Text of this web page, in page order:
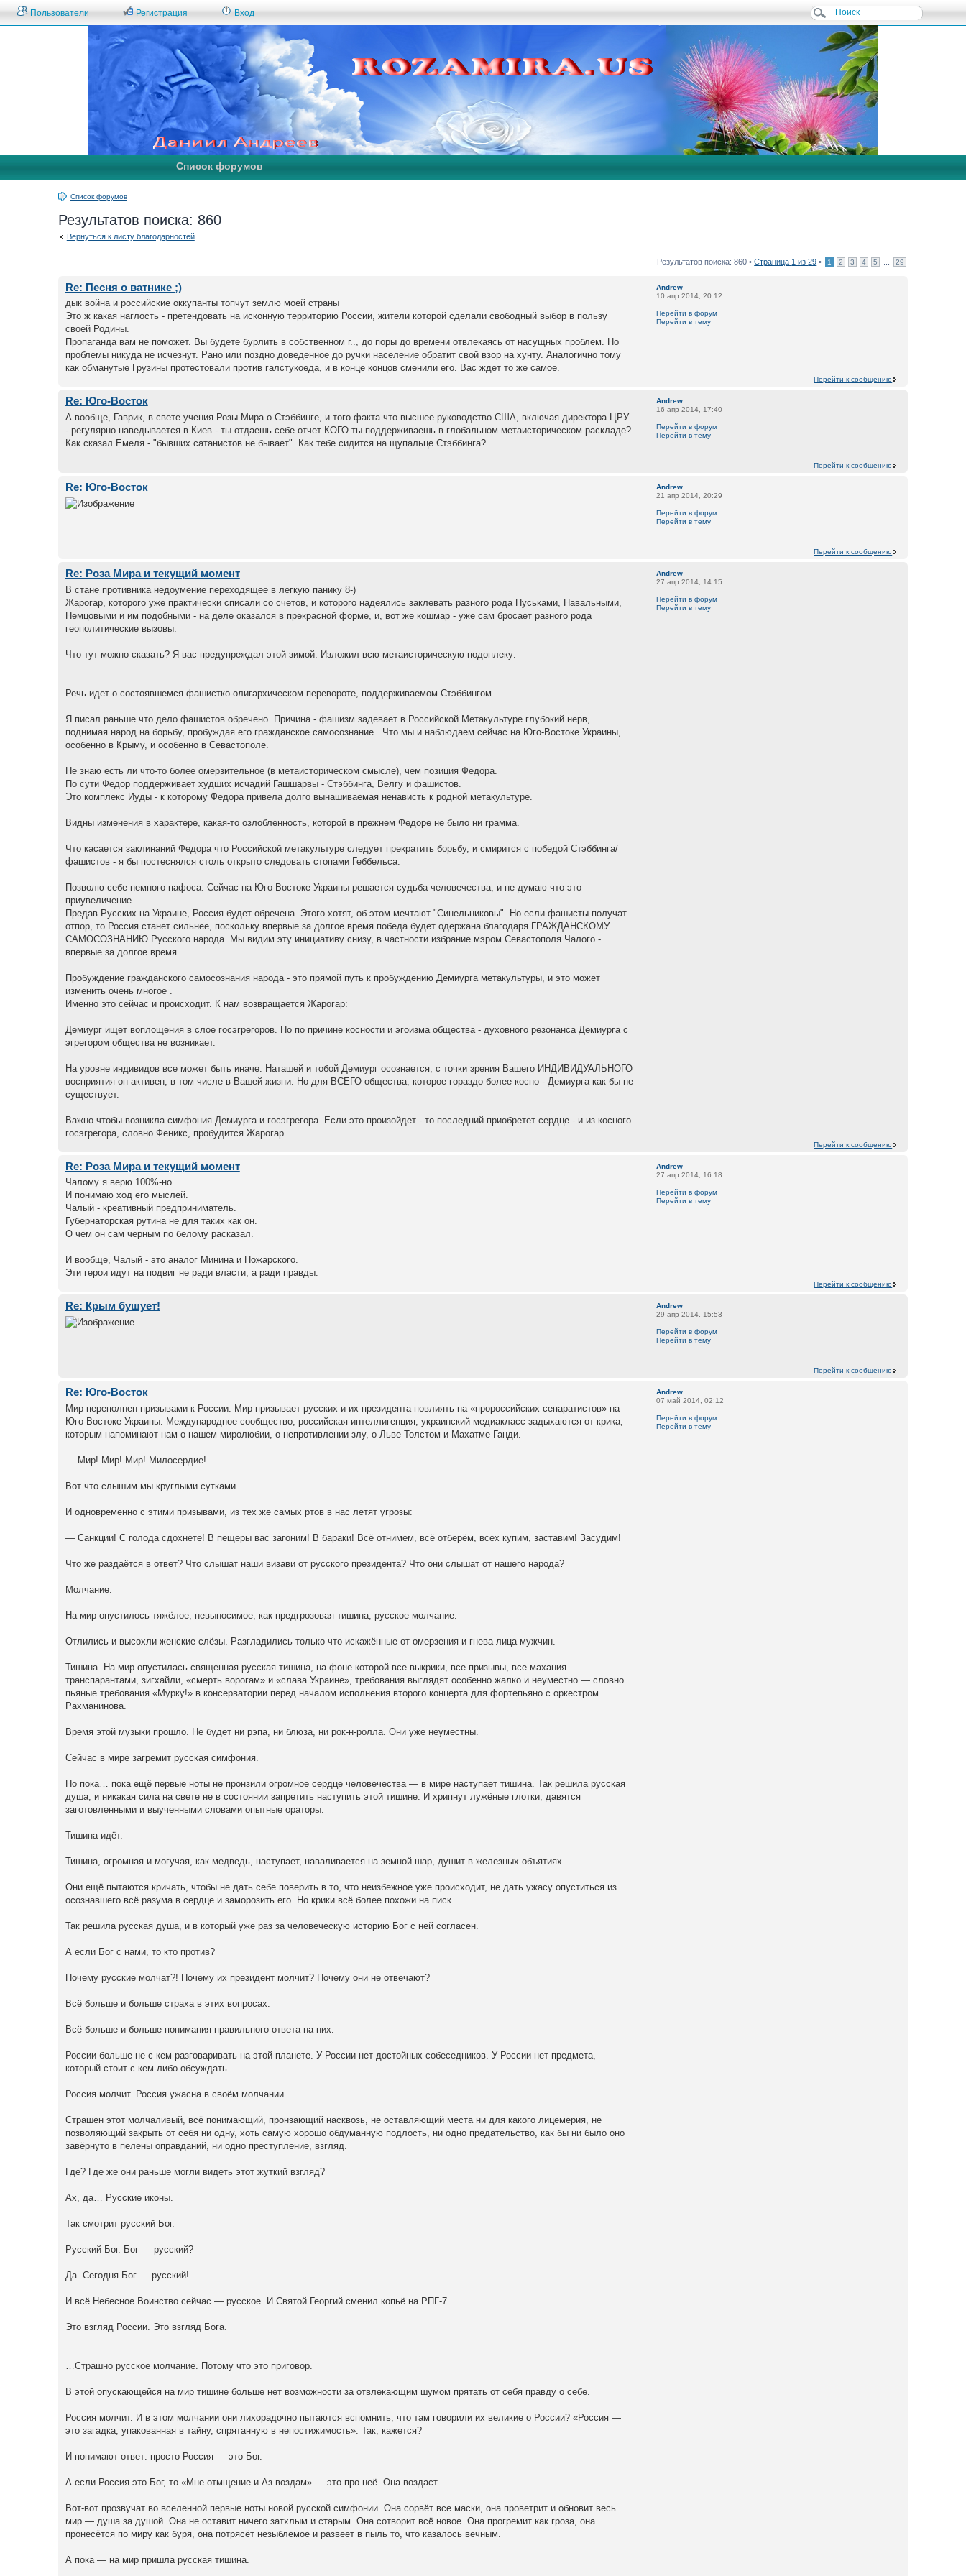
Пользователи Регистрация Вход
Список форумов
Список форумов
Результатов поиска: 860
Вернуться к листу благодарностей
Результатов поиска: 860 •Страница 1 из29 • 1 2 3 4 5 29
Re: Песня о ватнике ;)
дык война и российские оккупанты топчут землю моей страны
Это ж какая наглость - претендовать на исконную территорию России, жители которой сделали свободный выбор в пользу
своей Родины.
Пропаганда вам не поможет. Вы будете бурлить в собственном г.., до поры до времени отвлекаясь от насущных проблем. Но
проблемы никуда не исчезнут. Рано или поздно доведенное до ручки население обратит свой взор на хунту. Аналогично тому
как обманутые Грузины протестовали против галстукоеда, и в конце концов сменили его. Вас ждет то же самое.
Andrew
10 апр 2014, 20:12
Перейти в форум
Перейти в тему
Перейти к сообщению
Re: Юго-Восток
А вообще, Гаврик, в свете учения Розы Мира о Стэббинге, и того факта что высшее руководство США, включая директора ЦРУ
- регулярно наведывается в Киев - ты отдаешь себе отчет КОГО ты поддерживаешь в глобальном метаисторическом раскладе?
Как сказал Емеля - "бывших сатанистов не бывает". Как тебе сидится на щупальце Стэббинга?
Andrew
16 апр 2014, 17:40
Перейти в форум
Перейти в тему
Перейти к сообщению
Re: Юго-Восток
Andrew
21 апр 2014, 20:29
Перейти в форум
Перейти в тему
Перейти к сообщению
Re: Роза Мира и текущий момент
В стане противника недоумение переходящее в легкую панику 8-)
Жарогар, которого уже практически списали со счетов, и которого надеялись заклевать разного рода Пуськами, Навальными,
Немцовыми и им подобными - на деле оказался в прекрасной форме, и, вот же кошмар - уже сам бросает разного рода
геополитические вызовы.
Что тут можно сказать? Я вас предупреждал этой зимой. Изложил всю метаисторическую подоплеку:
Речь идет о состоявшемся фашистко-олигархическом перевороте, поддерживаемом Стэббингом.
Я писал раньше что дело фашистов обречено. Причина - фашизм задевает в Российской Метакультуре глубокий нерв,
поднимая народ на борьбу, пробуждая его гражданское самосознание . Что мы и наблюдаем сейчас на Юго-Востоке Украины,
особенно в Крыму, и особенно в Севастополе.
Не знаю есть ли что-то более омерзительное (в метаисторическом смысле), чем позиция Федора.
По сути Федор поддерживает худших исчадий Гашшарвы - Стэббинга, Велгу и фашистов.
Это комплекс Иуды - к которому Федора привела долго вынашиваемая ненависть к родной метакультуре.
Видны изменения в характере, какая-то озлобленность, которой в прежнем Федоре не было ни грамма.
Что касается заклинаний Федора что Российской метакультуре следует прекратить борьбу, и смирится с победой Стэббинга/
фашистов - я бы постеснялся столь открыто следовать стопами Геббельса.
Позволю себе немного пафоса. Сейчас на Юго-Востоке Украины решается судьба человечества, и не думаю что это
приувеличение.
Предав Русских на Украине, Россия будет обречена. Этого хотят, об этом мечтают "Синельниковы". Но если фашисты получат
отпор, то Россия станет сильнее, поскольку впервые за долгое время победа будет одержана благодаря ГРАЖДАНСКОМУ
САМОСОЗНАНИЮ Русского народа. Мы видим эту инициативу снизу, в частности избрание мэром Севастополя Чалого -
впервые за долгое время.
Пробуждение гражданского самосознания народа - это прямой путь к пробуждению Демиурга метакультуры, и это может
изменить очень многое .
Именно это сейчас и происходит. К нам возвращается Жарогар:
Демиург ищет воплощения в слое госэгрегоров. Но по причине косности и эгоизма общества - духовного резонанса Демиурга с
эгрегором общества не возникает.
На уровне индивидов все может быть иначе. Наташей и тобой Демиург осознается, с точки зрения Вашего ИНДИВИДУАЛЬНОГО
восприятия он активен, в том числе в Вашей жизни. Но для ВСЕГО общества, которое гораздо более косно - Демиурга как бы не
существует.
Важно чтобы возникла симфония Демиурга и госэгрегора. Если это произойдет - то последний приобретет сердце - и из косного
госэгрегора, словно Феникс, пробудится Жарогар.
Andrew
27 апр 2014, 14:15
Перейти в форум
Перейти в тему
Перейти к сообщению
Re: Роза Мира и текущий момент
Чалому я верю 100%-но.
И понимаю ход его мыслей.
Чалый - креативный предприниматель.
Губернаторская рутина не для таких как он.
О чем он сам черным по белому расказал.
И вообще, Чалый - это аналог Минина и Пожарского.
Эти герои идут на подвиг не ради власти, а ради правды.
Andrew
27 апр 2014, 16:18
Перейти в форум
Перейти в тему
Перейти к сообщению
Re: Крым бушует!
Andrew
29 апр 2014, 15:53
Перейти в форум
Перейти в тему
Перейти к сообщению
Re: Юго-Восток
Мир переполнен призывами к России. Мир призывает русских и их президента повлиять на «пророссийских сепаратистов» на
Юго-Востоке Украины. Международное сообщество, российская интеллигенция, украинский медиакласс задыхаются от крика,
которым напоминают нам о нашем миролюбии, о непротивлении злу, о Льве Толстом и Махатме Ганди.
— Мир! Мир! Мир! Милосердие!
Вот что слышим мы круглыми сутками.
И одновременно с этими призывами, из тех же самых ртов в нас летят угрозы:
— Санкции! С голода сдохнете! В пещеры вас загоним! В бараки! Всё отнимем, всё отберём, всех купим, заставим! Засудим!
Что же раздаётся в ответ? Что слышат наши визави от русского президента? Что они слышат от нашего народа?
Молчание.
На мир опустилось тяжёлое, невыносимое, как предгрозовая тишина, русское молчание.
Отлились и высохли женские слёзы. Разгладились только что искажённые от омерзения и гнева лица мужчин.
Тишина. На мир опустилась священная русская тишина, на фоне которой все выкрики, все призывы, все махания
транспарантами, зигхайли, «смерть ворогам» и «слава Украине», требования выглядят особенно жалко и неуместно — словно
пьяные требования «Мурку!» в консерватории перед началом исполнения второго концерта для фортепьяно с оркестром
Рахманинова.
Время этой музыки прошло. Не будет ни рэпа, ни блюза, ни рок-н-ролла. Они уже неуместны.
Сейчас в мире загремит русская симфония.
Но пока… пока ещё первые ноты не пронзили огромное сердце человечества — в мире наступает тишина. Так решила русская
душа, и никакая сила на свете не в состоянии запретить наступить этой тишине. И хрипнут лужёные глотки, давятся
заготовленными и выученными словами опытные ораторы.
Тишина идёт.
Тишина, огромная и могучая, как медведь, наступает, наваливается на земной шар, душит в железных объятиях.
Они ещё пытаются кричать, чтобы не дать себе поверить в то, что неизбежное уже происходит, не дать ужасу опуститься из
осознавшего всё разума в сердце и заморозить его. Но крики всё более похожи на писк.
Так решила русская душа, и в который уже раз за человеческую историю Бог с ней согласен.
А если Бог с нами, то кто против?
Почему русские молчат?! Почему их президент молчит? Почему они не отвечают?
Всё больше и больше страха в этих вопросах.
Всё больше и больше понимания правильного ответа на них.
России больше не с кем разговаривать на этой планете. У России нет достойных собеседников. У России нет предмета,
который стоит с кем-либо обсуждать.
Россия молчит. Россия ужасна в своём молчании.
Страшен этот молчаливый, всё понимающий, пронзающий насквозь, не оставляющий места ни для какого лицемерия, не
позволяющий закрыть от себя ни одну, хоть самую хорошо обдуманную подлость, ни одно предательство, как бы ни было оно
завёрнуто в пелены оправданий, ни одно преступление, взгляд.
Где? Где же они раньше могли видеть этот жуткий взгляд?
Ах, да… Русские иконы.
Так смотрит русский Бог.
Русский Бог. Бог — русский?
Да. Сегодня Бог — русский!
И всё Небесное Воинство сейчас — русское. И Святой Георгий сменил копьё на РПГ-7.
Это взгляд России. Это взгляд Бога.
…Страшно русское молчание. Потому что это приговор.
В этой опускающейся на мир тишине больше нет возможности за отвлекающим шумом прятать от себя правду о себе.
Россия молчит. И в этом молчании они лихорадочно пытаются вспомнить, что там говорили их великие о России? «Россия —
это загадка, упакованная в тайну, спрятанную в непостижимость». Так, кажется?
И понимают ответ: просто Россия — это Бог.
А если Россия это Бог, то «Мне отмщение и Аз воздам» — это про неё. Она воздаст.
Вот-вот прозвучат во вселенной первые ноты новой русской симфонии. Она сорвёт все маски, она проветрит и обновит весь
мир — душа за душой. Она не оставит ничего затхлым и старым. Она сотворит всё новое. Она прогремит как гроза, она
пронесётся по миру как буря, она потрясёт незыблемое и развеет в пыль то, что казалось вечным.
А пока — на мир пришла русская тишина.
Andrew
07 май 2014, 02:12
Перейти в форум
Перейти в тему